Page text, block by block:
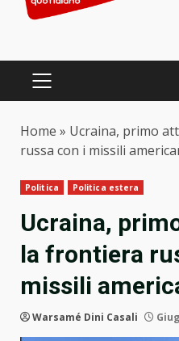
PRIMARY
Home » Ucraina, primo
russa con i missili
Politica Politica estera
Ucraina,
la frontiera
missili
Warsamé Dini Casali